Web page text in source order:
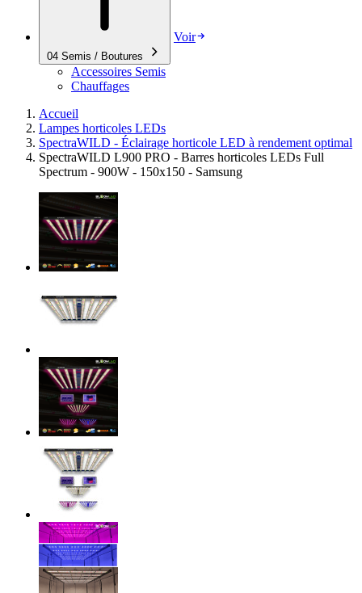
04 Semis / Boutures
Voir
Accessoires Semis
Chauffages
Accueil
Lampes horticoles LEDs
SpectraWILD - Éclairage horticole LED à rendement optimal
SpectraWILD L900 PRO - Barres horticoles LEDs Full
Spectrum - 900W - 150x150 - Samsung